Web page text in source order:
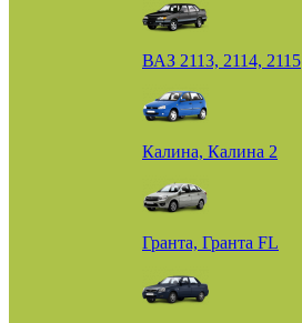
ВАЗ 2113, 2114, 2115
Калина, Калина 2
Гранта, Гранта FL